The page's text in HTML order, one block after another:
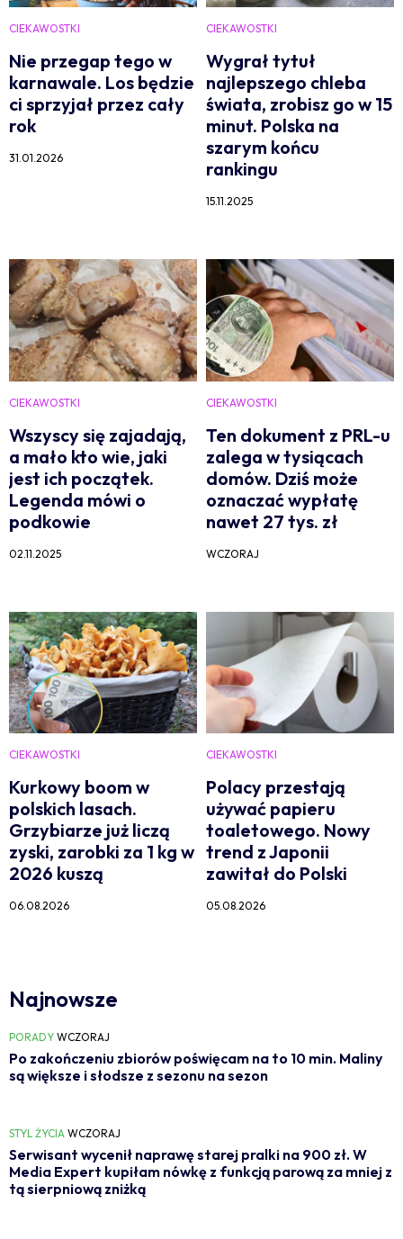
CIEKAWOSTKI
Nie przegap tego w
karnawale. Los będzie
ci sprzyjał przez cały
rok
31.01.2026
CIEKAWOSTKI
Wygrał tytuł
najlepszego chleba
świata, zrobisz go w 15
minut. Polska na
szarym końcu
rankingu
15.11.2025
CIEKAWOSTKI
Wszyscy się zajadają,
a mało kto wie, jaki
jest ich początek.
Legenda mówi o
podkowie
02.11.2025
CIEKAWOSTKI
Ten dokument z PRL-u
zalega w tysiącach
domów. Dziś może
oznaczać wypłatę
nawet 27 tys. zł
WCZORAJ
CIEKAWOSTKI
Kurkowy boom w
polskich lasach.
Grzybiarze już liczą
zyski, zarobki za 1 kg w
2026 kuszą
06.08.2026
CIEKAWOSTKI
Polacy przestają
używać papieru
toaletowego. Nowy
trend z Japonii
zawitał do Polski
05.08.2026
Najnowsze
PORADY WCZORAJ
Po zakończeniu zbiorów poświęcam na to 10 min. Maliny
są większe i słodsze z sezonu na sezon
STYL ŻYCIA WCZORAJ
Serwisant wycenił naprawę starej pralki na 900 zł. W
Media Expert kupiłam nówkę z funkcją parową za mniej z
tą sierpniową zniżką